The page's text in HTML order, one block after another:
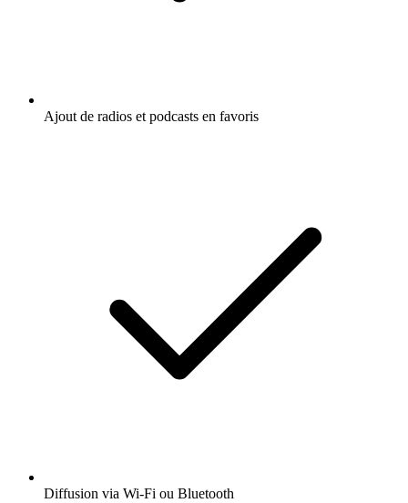
Ajout de radios et podcasts en favoris
Diffusion via Wi-Fi ou Bluetooth